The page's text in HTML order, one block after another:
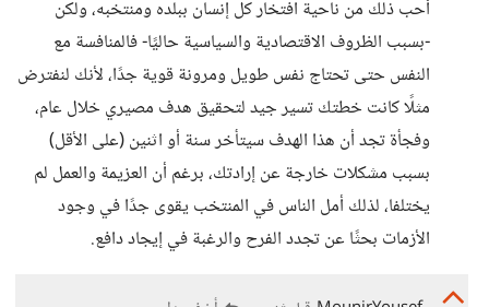
أحب ذلك من ناحية افتخار كل إنسان ببلده ومنتخبه، ولكن
-بسبب الظروف الاقتصادية والسياسية حاليًا- فالمنافسة مع
النفس حتى تحتاج نفس طويل ومرونة قوية جدًا، لأنك لنفترض
مثلًا كانت خطتك تسير جيد لتحقيق هدف مصيري خلال عام،
وفجأة تجد أن هذا الهدف سيتأخر سنة أو اثنين (على الأقل)
بسبب مشكلات خارجة عن إرادتك، برغم أن العزيمة والعمل لم
يختلفا، لذلك أمل الناس في المنتخب يقوى جدًا في وجود
الأزمات بحثًا عن تجدد الفرح والرغبة في إيجاد دافع.